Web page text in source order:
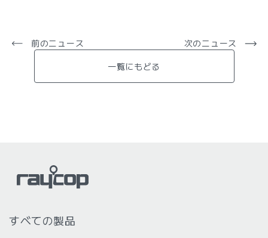
前のニュース
次のニュース
一覧にもどる
すべての製品